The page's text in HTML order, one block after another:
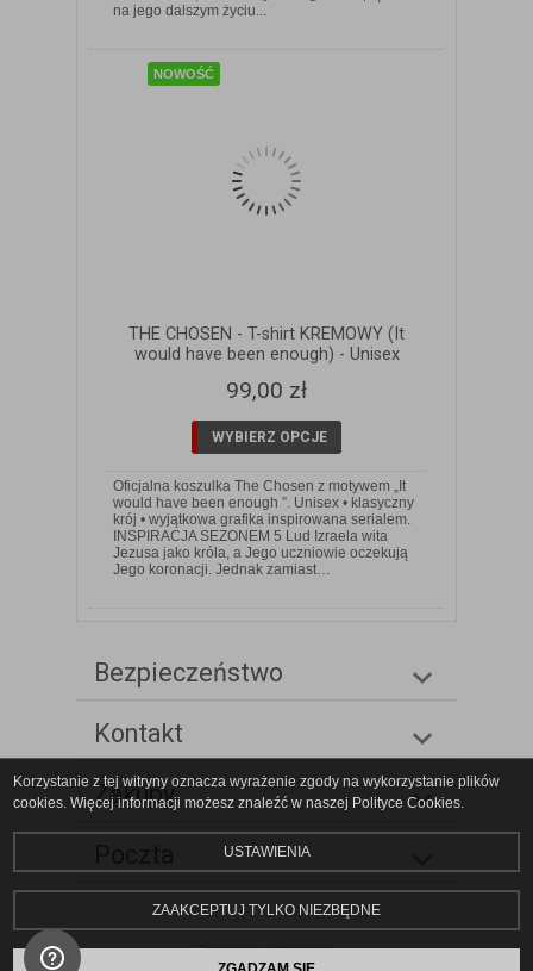
na jego dalszym życiu...
NOWOŚĆ
THE CHOSEN - T-shirt KREMOWY (It
would have been enough) - Unisex
99,00 zł
WYBIERZ OPCJE
Oficjalna koszulka The Chosen z motywem „It
would have been enough ”. Unisex • klasyczny
krój • wyjątkowa grafika inspirowana serialem.
INSPIRACJA SEZONEM 5 Lud Izraela wita
Jezusa jako króla, a Jego uczniowie oczekują
Jego koronacji. Jednak zamiast…
Bezpieczeństwo
Kontakt
Zakupy
Zarządzaj ciasteczkami
Korzystanie z tej witryny oznacza wyrażenie zgody na wykorzystanie plików
cookies. Więcej informacji możesz znaleźć w naszej Polityce Cookies.
USTAWIENIA
ZAAKCEPTUJ TYLKO NIEZBĘDNE